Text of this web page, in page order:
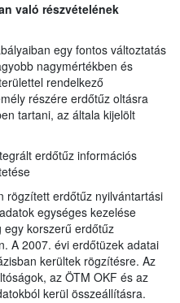
való részvételének
egy fontos változtatás
nagymértékben és
rendelkező
részére erdőtűz oltásra
tartani, az általa kijelölt
erdőtűz információs
rögzített erdőtűz nyilvántartási
egységes kezelése
korszerű erdőtűz
A 2007. évi erdőtüzek adatai
kerültek rögzítésre. Az
az ÖTM OKF és az
kerül összeállításra.